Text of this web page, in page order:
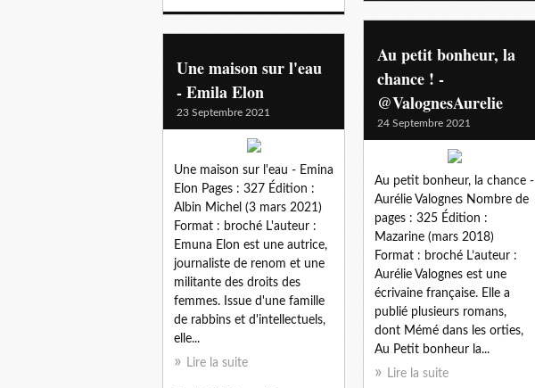
Au petit bonheur, la
chance ! -
@ValognesAurelie
24 Septembre 2021
Au petit bonheur, la chance -
Aurélie Valognes Nombre de
pages : 325 Édition :
Mazarine (mars 2018)
Format : broché L’auteur :
Aurélie Valognes est une
écrivaine française. Elle a
publié plusieurs romans,
dont Mémé dans les orties,
Au Petit bonheur la...
Lire la suite
Une maison sur l'eau
- Emila Elon
23 Septembre 2021
Une maison sur l'eau - Emina
Elon Pages : 327 Édition :
Albin Michel (3 mars 2021)
Format : broché L'auteur :
Emuna Elon est une autrice,
journaliste de renom et une
militante des droits des
femmes. Issue d'une famille
de rabbins et d'intellectuels,
elle...
Lire la suite